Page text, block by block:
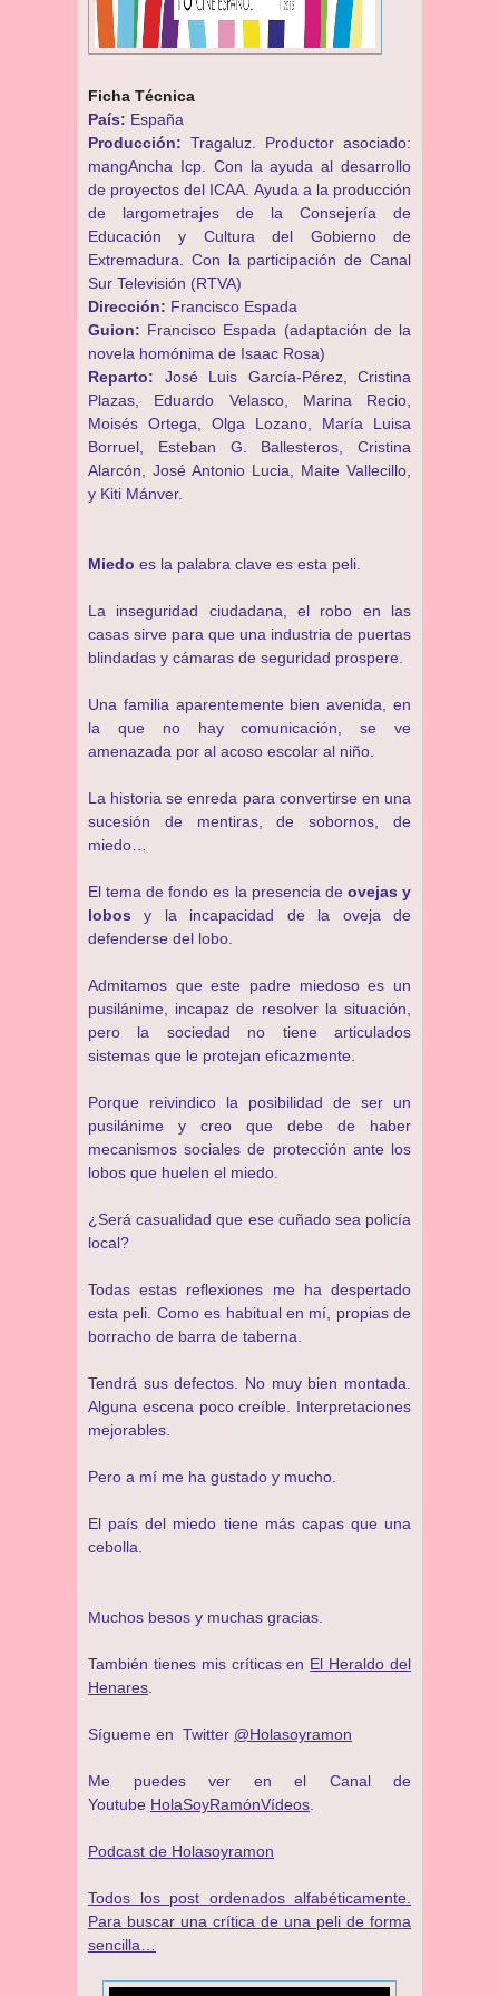
Ficha Técnica
País: España
Producción: Tragaluz. Productor asociado:
mangAncha Icp. Con la ayuda al desarrollo
de proyectos del ICAA. Ayuda a la producción
de largometrajes de la Consejería de
Educación y Cultura del Gobierno de
Extremadura. Con la participación de Canal
Sur Televisión (RTVA)
Dirección: Francisco Espada
Guion: Francisco Espada (adaptación de la
novela homónima de Isaac Rosa)
Reparto: José Luis García-Pérez, Cristina
Plazas, Eduardo Velasco, Marina Recio,
Moisés Ortega, Olga Lozano, María Luisa
Borruel, Esteban G. Ballesteros, Cristina
Alarcón, José Antonio Lucia, Maite Vallecillo,
y Kiti Mánver.
Miedo es la palabra clave es esta peli.
La inseguridad ciudadana, el robo en las
casas sirve para que una industria de puertas
blindadas y cámaras de seguridad prospere.
Una familia aparentemente bien avenida, en
la que no hay comunicación, se ve
amenazada por al acoso escolar al niño.
La historia se enreda para convertirse en una
sucesión de mentiras, de sobornos, de
miedo…
El tema de fondo es la presencia de ovejas y
lobos y la incapacidad de la oveja de
defenderse del lobo.
Admitamos que este padre miedoso es un
pusilánime, incapaz de resolver la situación,
pero la sociedad no tiene articulados
sistemas que le protejan eficazmente.
Porque reivindico la posibilidad de ser un
pusilánime y creo que debe de haber
mecanismos sociales de protección ante los
lobos que huelen el miedo.
¿Será casualidad que ese cuñado sea policía
local?
Todas estas reflexiones me ha despertado
esta peli. Como es habitual en mí, propias de
borracho de barra de taberna.
Tendrá sus defectos. No muy bien montada.
Alguna escena poco creíble. Interpretaciones
mejorables.
Pero a mí me ha gustado y mucho.
El país del miedo tiene más capas que una
cebolla.
Muchos besos y muchas gracias.
También tienes mis críticas en El Heraldo del
Henares
Sígueme en Twitter @Holasoyramon
Me puedes ver en el Canal de
Youtube HolaSoyRamónVídeos
Podcast de Holasoyramon
Todos los post ordenados alfabéticamente.
Para buscar una crítica de una peli de forma
sencilla…